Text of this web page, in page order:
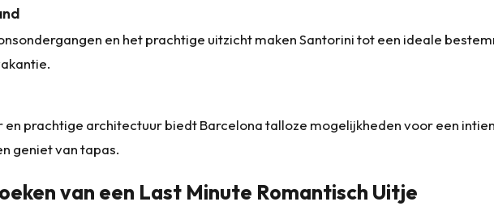
en het prachtige uitzicht maken Santorini tot een ideale
en prachtige architectuur biedt Barcelona talloze mogelijkheden voor een
geniet van tapas.
van een Last Minute Romantisch Uitje